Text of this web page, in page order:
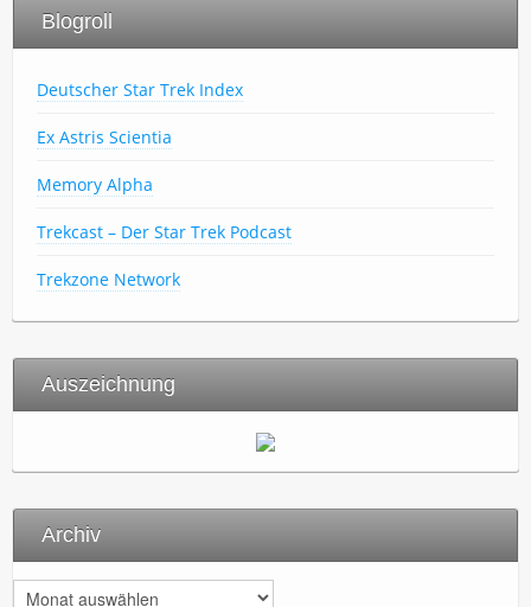
Blogroll
Deutscher Star Trek Index
Ex Astris Scientia
Memory Alpha
Trekcast – Der Star Trek Podcast
Trekzone Network
Auszeichnung
Archiv